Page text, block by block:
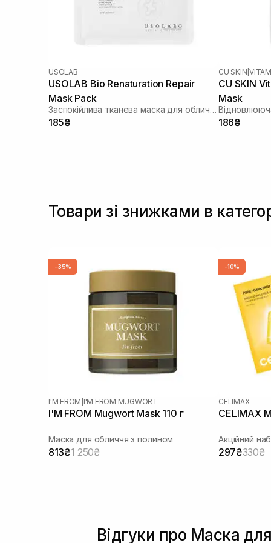
USOLAB
USOLAB Bio Renaturation Repair
Mask Pack
Заспокійлива тканева маска для обличчя
185₴
CU SKIN |
CU SKIN
Mask
186₴
Товари зі знижками в
-35%
I'M FROM I'M FROM MUGWORT
I'M FROM Mugwort Mask 110 г
Маска для обличчя з полином
813₴1 250₴
-10%
CELIMAX
CELIMAX
Акційний
297₴330₴
Відгуки про Маска